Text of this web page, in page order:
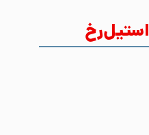
استیل‌رخ